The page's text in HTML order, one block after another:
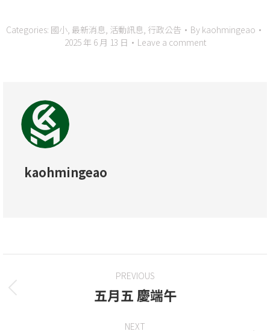
Categories: 國小, 最新消息, 活動訊息, 行政公告 By kaohmingeao
2025 年 6 月 13 日
Leave a comment
kaohmingeao
PREVIOUS
五月五 慶端午
NEXT